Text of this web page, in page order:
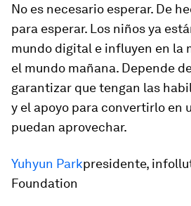
No es necesario esperar. De
para esperar. Los niños ya
mundo digital e influyen en la
el mundo mañana. Depende
garantizar que tengan las
y el apoyo para convertirlo en
puedan aprovechar.
Yuhyun Parkpresidente,
Foundation